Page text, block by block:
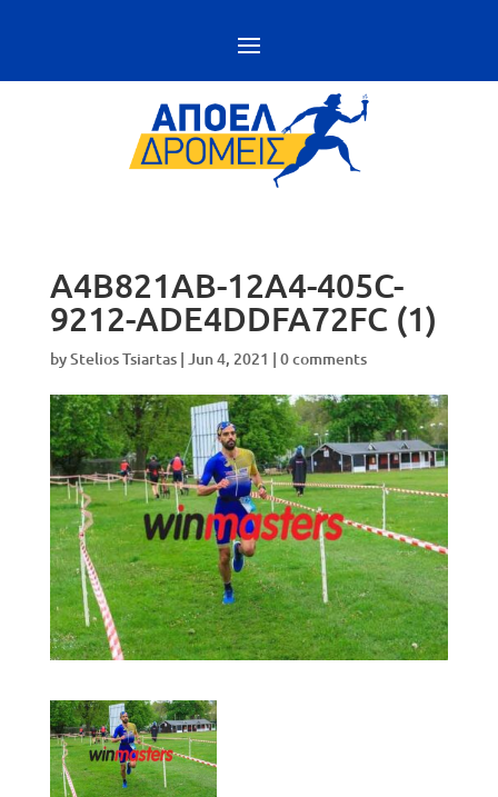
A4B821AB-12A4-405C-
9212-ADE4DDFA72FC (1)
byStelios Tsiartas| Jun 4, 2021 | 0 comments